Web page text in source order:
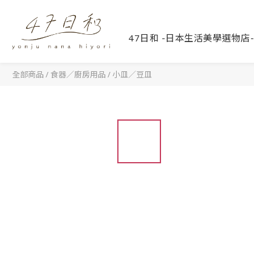
47日和 -日本生活美學選物店-
全部商品 / 食器／廚房用品 /小皿／豆皿